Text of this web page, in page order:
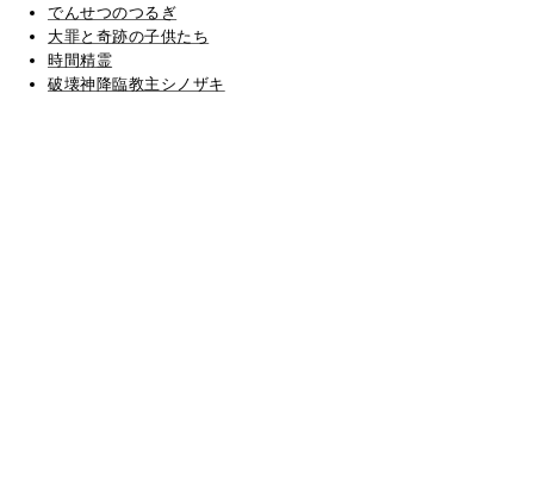
でんせつのつるぎ
大罪と奇跡の子供たち
時間精霊
破壊神降臨教主シノザキ